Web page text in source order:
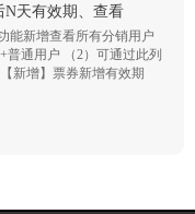
N天有效期、查看
能新增查看所有分销用户
普通用户 （2）可通过此列
新增】票券新增有效期